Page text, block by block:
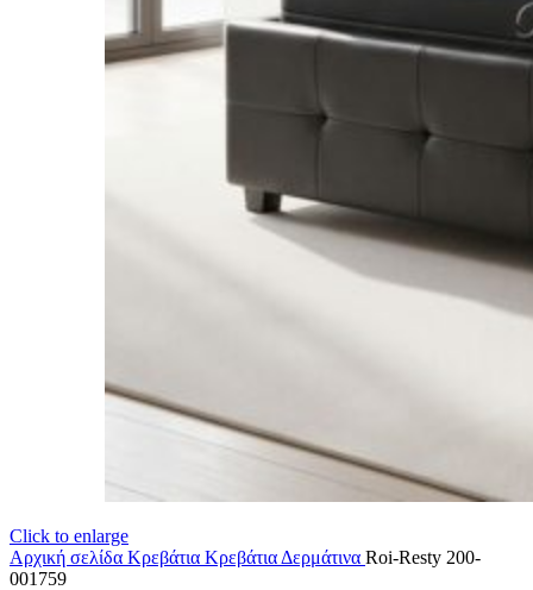
Click to enlarge
Αρχική σελίδα Κρεβάτια Κρεβάτια Δερμάτινα Roi-Resty 200-
001759